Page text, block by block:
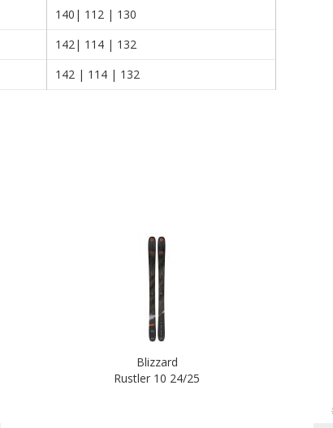
140| 112 | 130
142| 114 | 132
142 | 114 | 132
Blizzard
Rustler 10 24/25